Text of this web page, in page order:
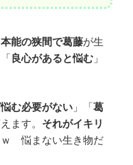
能の狭間で葛藤が生
良心があると悩む 」
む必要がない 」「葛
ます。 それがイキリ
ｗ 悩まない生き物だ